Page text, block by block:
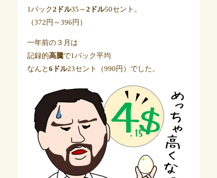
1パック2ドル35～2ドル50セント。
（372円～396円）
一年前の３月は
記録的高騰で1パック平均
なんと6ドル23セント（990円）でした。